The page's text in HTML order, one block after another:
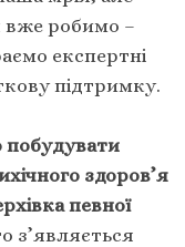
вже робимо –
експертні
підтримку.
здоров’я
певної
з’являється